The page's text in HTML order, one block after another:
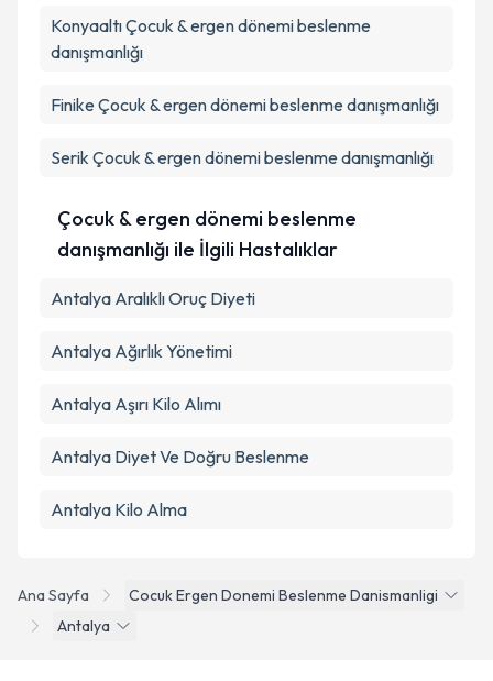
Takvim Talebini Gönder
Ana Sayfa
Cocuk Ergen Donemi Beslenme Danismanligi
Antalya
KonyaaltıÇocuk & ergen dönemi beslenme
danışmanlığı
Finike Çocuk & ergen dönemi beslenme danışmanlığı
Serik Çocuk & ergen dönemi beslenme danışmanlığı
Çocuk & ergen dönemi beslenme
danışmanlığı ile İlgili Hastalıklar
Antalya Aralıklı Oruç Diyeti
Antalya Ağırlık Yönetimi
Antalya Aşırı Kilo Alımı
Antalya Diyet Ve Doğru Beslenme
Antalya Kilo Alma